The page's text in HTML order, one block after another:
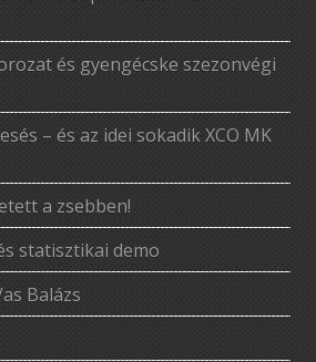
és gyengécske szezonvégi
– és az idei sokadik XCO MK
a zsebben!
statisztikai demo
Balázs